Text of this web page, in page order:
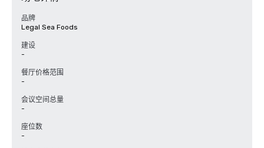
品牌
Legal Sea Foods
建设
-
餐厅价格范围
-
会议空间总量
-
座位数
-